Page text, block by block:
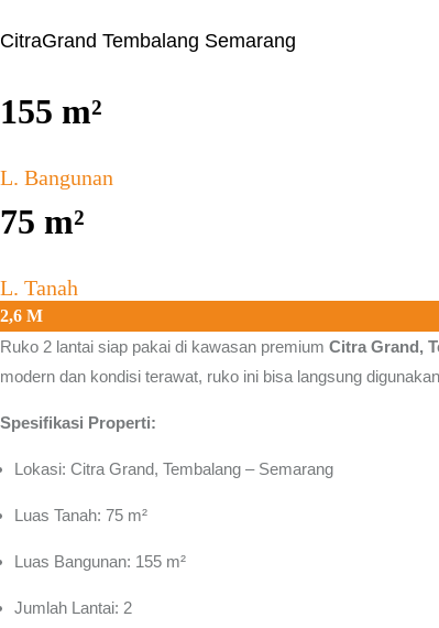
CitraGrand Tembalang Semarang
155 m²
L. Bangunan
75 m²
L. Tanah
2,6 M
Ruko 2 lantai siap pakai di kawasan premium Citra Grand,
modern dan kondisi terawat, ruko ini bisa langsung
Spesifikasi Properti:
Lokasi: Citra Grand, Tembalang – Semarang
Luas Tanah: 75 m²
Luas Bangunan: 155 m²
Jumlah Lantai: 2